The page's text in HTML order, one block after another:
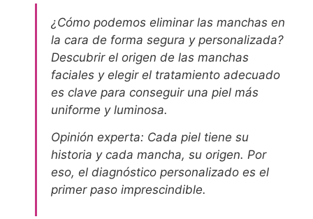
¿Cómo podemos eliminar las manchas en
la cara de forma segura y personalizada?
Descubrir el origen de las manchas
faciales y elegir el tratamiento adecuado
es clave para conseguir una piel más
uniforme y luminosa.
Opinión experta: Cada piel tiene su
historia y cada mancha, su origen. Por
eso, el diagnóstico personalizado es el
primer paso imprescindible.